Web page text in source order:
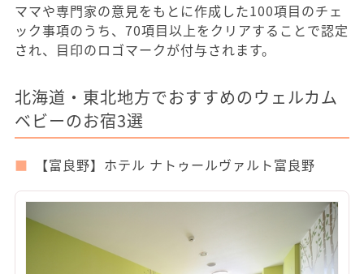
ママや専門家の意見をもとに作成した100項目のチェ
ック事項のうち、70項目以上をクリアすることで認定
され、目印のロゴマークが付与されます。
北海道・東北地方でおすすめのウェルカム
ベビーのお宿3選
【富良野】ホテル ナトゥールヴァルト富良野